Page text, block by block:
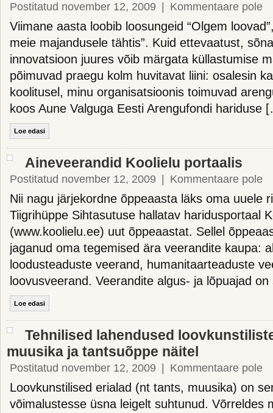
Postitatud november 12, 2009 Kommentaare pole
Viimane aasta loobib loosungeid “Olgem
meie majandusele tähtis”. Kuid ettevaatust,
innovatsioon juures võib märgata küllastumise
põimuvad praegu kolm huvitavat liini: osalesin
koolitusel, minu organisatsioonis toimuvad
koos Aune Valguga Eesti Arengufondi hariduse
Loe edasi
Aineveerandid Koolielu portaalis
Postitatud november 12, 2009 Kommentaare pole
Nii nagu järjekordne õppeaasta läks oma uuele
Tiigrihüppe Sihtasutuse hallatav haridusportaal
(www.koolielu.ee) uut õppeaastat. Sellel
jaganud oma tegemised ära veerandite kaupa:
loodusteaduste veerand, humanitaarteaduste
loovusveerand. Veerandite algus- ja lõpuajad
Loe edasi
Tehnilised lahendused
muusika ja tantsuõppe näitel
Postitatud november 12, 2009 Kommentaare pole
Loovkunstilised erialad (nt tants, muusika) on
võimalustesse üsna leigelt suhtunud. Võrreldes